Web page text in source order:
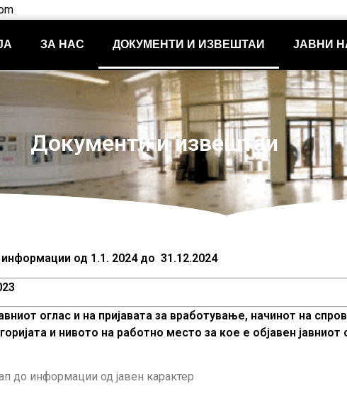
ЗА НАС ДОКУМЕНТИ И ИЗВЕШТАИ ЈАВНИ
Документи и извештаи
од 1.1. 2024 до 31.12.2024
оглас и на пријавата за вработување, начинот на
и нивото на работно место за кое е објавен
до информации од јавен карактер